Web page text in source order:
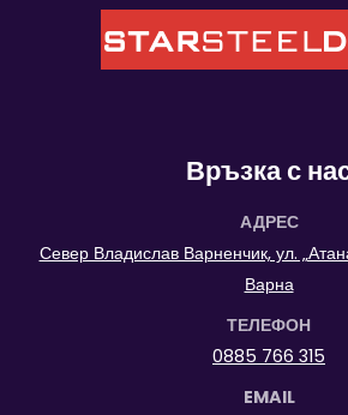
Връзка с
АДРЕС
Север Владислав Варненчик, ул.
Варна
ТЕЛЕФОН
0885 766 315
EMAIL